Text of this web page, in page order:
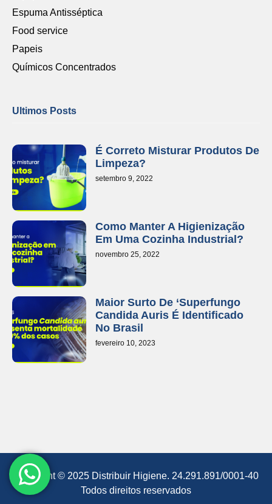
Espuma Antisséptica
Food service
Papeis
Químicos Concentrados
Ultimos Posts
É Correto Misturar Produtos De
Limpeza?
setembro 9, 2022
Como Manter A Higienização
Em Uma Cozinha Industrial?
novembro 25, 2022
Maior Surto De ‘superfungo
Candida Auris É Identificado
No Brasil
fevereiro 10, 2023
Copyright © 2025 Distribuir Higiene. 24.291.891/0001-40
Todos direitos reservados